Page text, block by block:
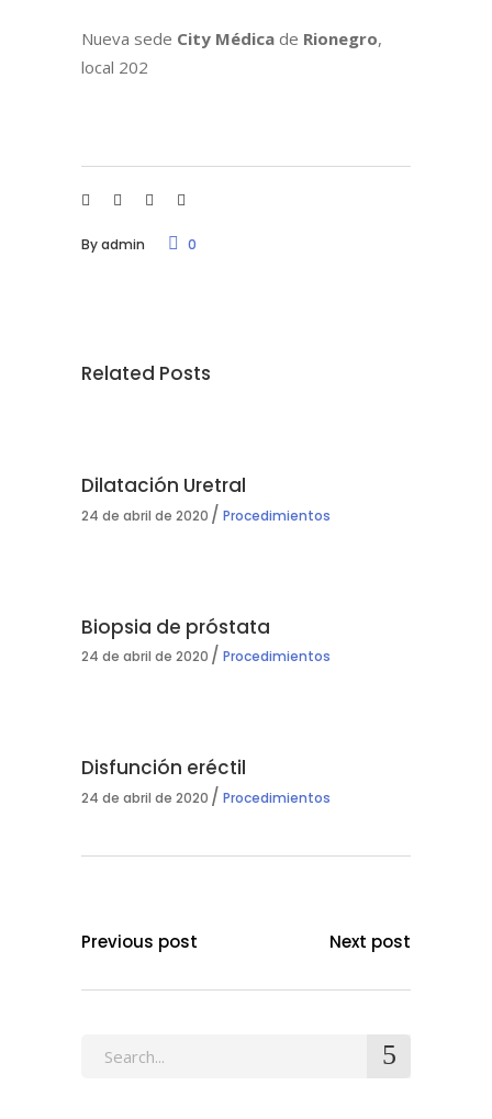
Nueva sede City Médica de Rionegro,
local 202
Byadmin 0
Related Posts
Dilatación Uretral
24 de abril de 2020 Procedimientos
Biopsia de próstata
24 de abril de 2020 Procedimientos
Disfunción eréctil
24 de abril de 2020 Procedimientos
Previous post Next post
Search